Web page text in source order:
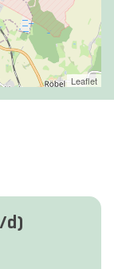
Leaflet
d)